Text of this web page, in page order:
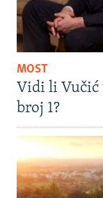
MOST
Vidi li
broj 1?